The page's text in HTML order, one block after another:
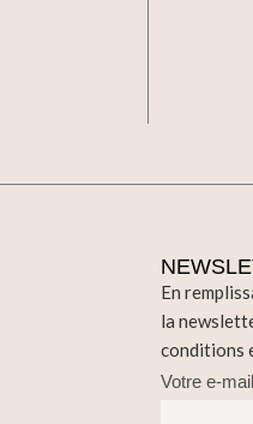
En
la
conditions
Votre e-mail